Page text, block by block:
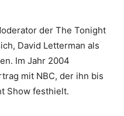
der The Tonight
David Letterman als
Im Jahr 2004
mit NBC, der ihn bis
Show festhielt.